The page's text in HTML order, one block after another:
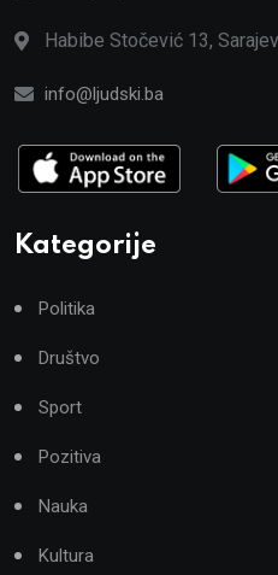
Habibe Stočević 13,
info@ljudski.ba
Kategorije
Politika
Društvo
Sport
Pozitiva
Nauka
Kultura